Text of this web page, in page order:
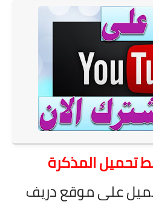
تحميل المذكرة
على موقع دريف